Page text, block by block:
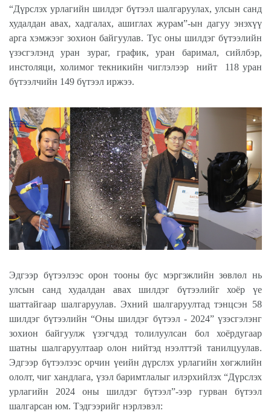
“Дүрслэх урлагийн шилдэг бүтээл шалгаруулах, улсын санд
худалдан авах, хадгалах, ашиглах журам”-ын дагуу энэхүү
арга хэмжээг зохион байгуулав. Тус оны шилдэг бүтээлийн
үзэсгэлэнд уран зураг, график, уран баримал, сийлбэр,
инстоляци, холимог текникийн чиглэлээр
нийт
118 уран
бүтээлчийн 149 бүтээл иржээ.
Эдгээр бүтээлээс орон тооны бус мэргэжлийн зөвлөл нь
улсын санд худалдан авах шилдэг бүтээлийг хоёр үе
шаттайгаар шалгаруулав. Эхний шалгаруултад тэнцсэн 58
шилдэг бүтээлийн “Оны шилдэг бүтээл - 2024” үзэсгэлэнг
зохион байгуулж үзэгчдэд толилуулсан бол хоёрдугаар
шатны шалгаруултаар олон нийтэд нээлттэй танилцуулав.
Эдгээр бүтээлээс орчин үеийн дүрслэх урлагийн хөгжлийн
ололт, чиг хандлага, үзэл баримтлалыг илэрхийлэх “Дүрслэх
урлагийн 2024 оны шилдэг бүтээл”-ээр гурван бүтээл
шалгарсан юм. Тэдгээрийг нэрлэвэл: